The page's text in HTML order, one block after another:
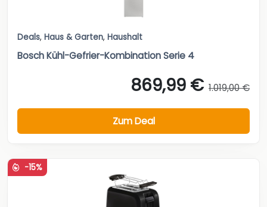
Deals, Haus & Garten, Haushalt
Bosch Kühl-Gefrier-Kombination Serie 4
869,99 € 1.019,00 €
Zum Deal
-15%